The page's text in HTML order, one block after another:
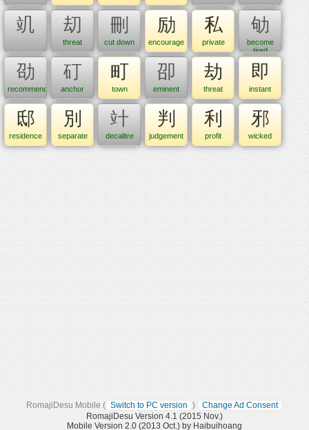
竌 刧
threat
刪
cut down
励
encourage
私
private
劬
become
tired
劭
recommend
矴
anchor
町
town
卲
eminent
劫
threat
即
instant
邸
residence
別
separate
竍
decalitre
判
judgement
利
profit
邪
wicked
RomajiDesu Mobile ( Switch to PC version )
Change Ad Consent
RomajiDesu Version 4.1 (2015 Nov.)
Mobile Version 2.0 (2013 Oct.) by Haibuihoang